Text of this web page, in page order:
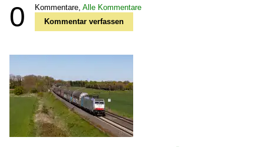
0 Kommentare, Alle Kommentare
Kommentar verfassen